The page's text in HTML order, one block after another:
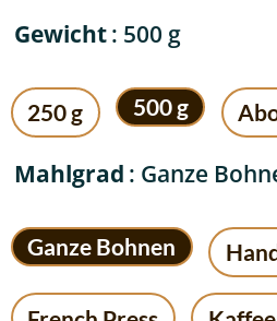
Gewicht: 500 g
250 g 500 g
Mahlgrad : Ganze
Ganze Bohnen